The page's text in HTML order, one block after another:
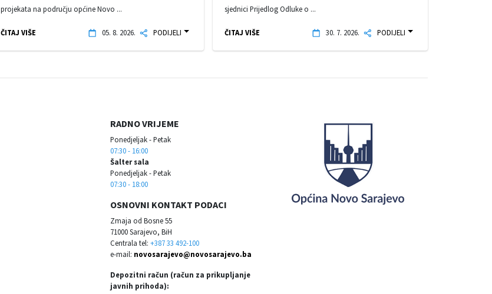
projekata na području općine Novo ...
ČITAJ VIŠE 05. 8. 2026. PODIJELI
sjednici Prijedlog Odluke o ...
ČITAJ VIŠE 30. 7. 2026. PODIJELI
RADNO VRIJEME
Ponedjeljak - Petak
07:30 - 16:00
Šalter sala
Ponedjeljak - Petak
07:30 - 18:00
OSNOVNI KONTAKT PODACI
Zmaja od Bosne 55
71000 Sarajevo, BiH
Centrala tel: +387 33 492-100
e-mail: novosarajevo@novosarajevo.ba
Depozitni račun (račun za prikupljanje
javnih prihoda):